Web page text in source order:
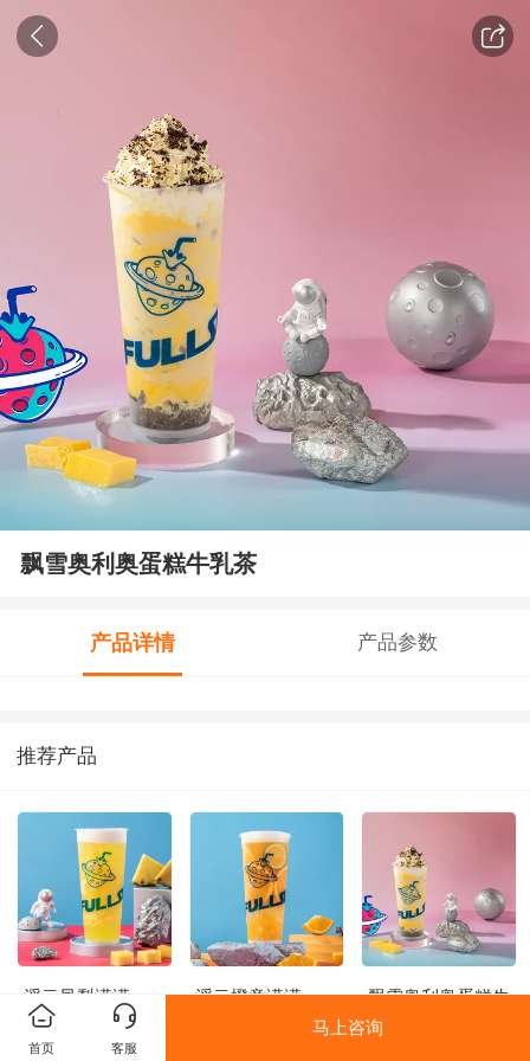
飘雪奥利奥蛋糕牛乳茶
产品详情 产品参数
推荐产品
浮云凤梨满满 浮云橙意满满
飘雪奥利奥蛋糕牛
乳茶
首页 客服
马上咨询